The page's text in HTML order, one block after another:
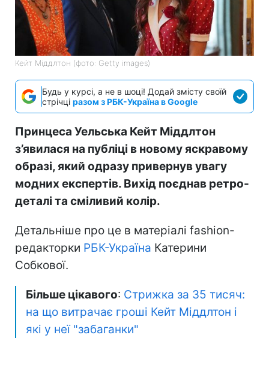
Кейт Міддлтон (фото: Getty images)
Будь у курсі, а не в шоці! Додай змісту своїй
стрічці разом з РБК-Україна в Google
Принцеса Уельська Кейт Міддлтон
з’явилася на публіці в новому яскравому
образі, який одразу привернув увагу
модних експертів. Вихід поєднав ретро-
деталі та сміливий колір.
Детальніше про це в матеріалі fashion-
редакторки РБК-Україна Катерини
Собкової.
Більше цікавого: Стрижка за 35 тисяч:
на що витрачає гроші Кейт Міддлтон і
які у неї "забаганки"